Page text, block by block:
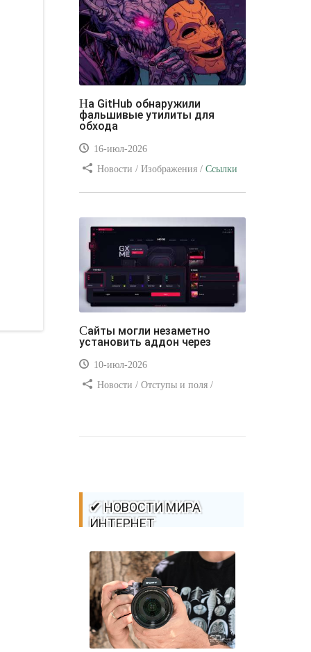
На GitHub обнаружили
фальшивые утилиты для
обхода
16-июл-2026
Новости / Изображения / Ссылки
Сайты могли незаметно
установить аддон через
10-июл-2026
Новости / Отступы и поля /
✔ НОВОСТИ МИРА
ИНТЕРНЕТ